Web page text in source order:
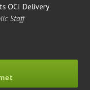
OCI Delivery
Staff